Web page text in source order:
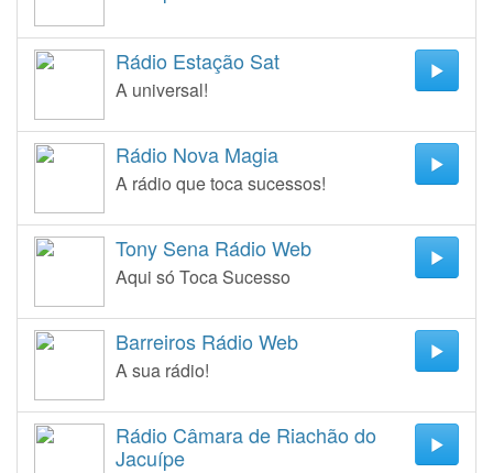
Rádio Estação Sat
A universal!
Rádio Nova Magia
A rádio que toca sucessos!
Tony Sena Rádio Web
Aqui só Toca Sucesso
Barreiros Rádio Web
A sua rádio!
Rádio Câmara de Riachão do
Jacuípe